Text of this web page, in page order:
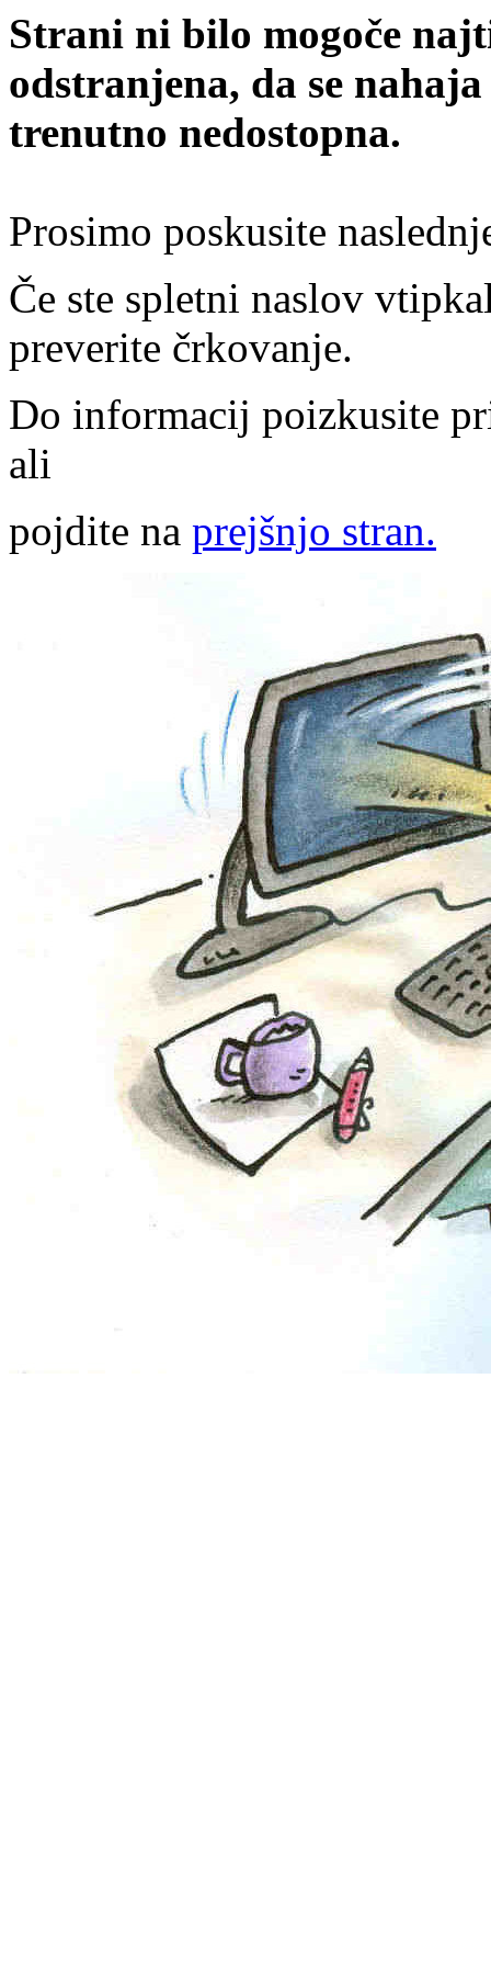
Strani ni bilo mogoče
odstranjena, da se
trenutno nedostopna.
Prosimo poskusite
Če ste spletni naslov
preverite črkovanje.
Do informacij poizkusite
ali
pojdite na prejšnjo stran.